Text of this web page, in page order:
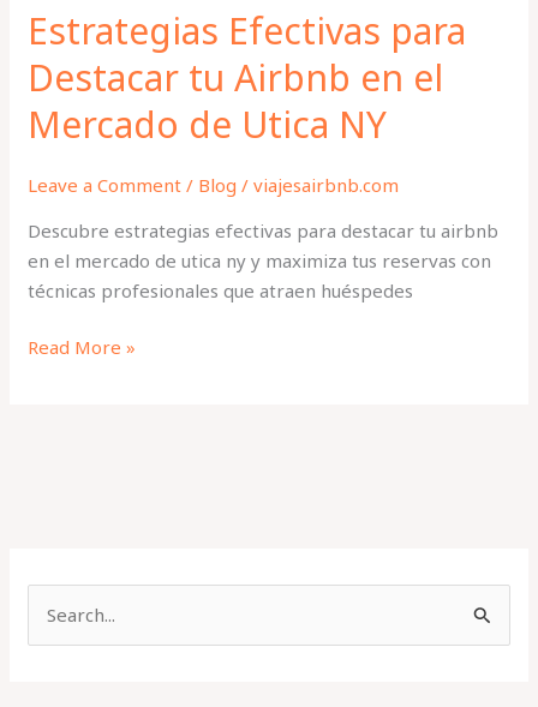
Estrategias Efectivas para
Destacar tu Airbnb en el
Mercado de Utica NY
Leave a Comment / Blog /viajesairbnb.com
Descubre estrategias efectivas para destacar tu airbnb
en el mercado de utica ny y maximiza tus reservas con
técnicas profesionales que atraen huéspedes
Utica
NY
Read More »